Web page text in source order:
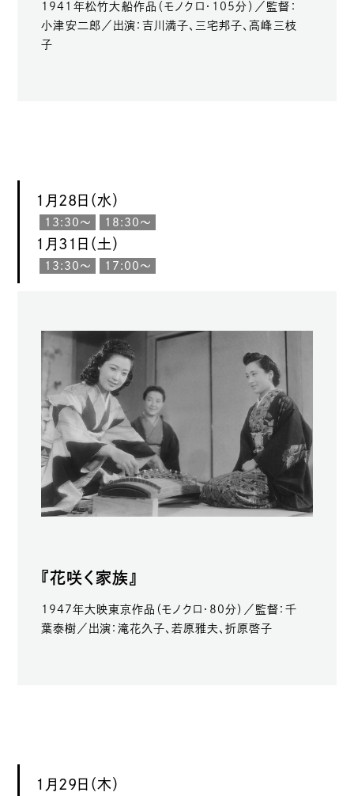
1941年松竹大船作品（モノクロ・105分）／監督：
小津安二郎／出演：吉川満子、三宅邦子、高峰三枝
子
1月28日（水）
13:30〜 18:30〜
1月31日（土）
13:30〜 17:00〜
『花咲く家族』
1947年大映東京作品（モノクロ・80分）／監督：千
葉泰樹／出演：滝花久子、若原雅夫、折原啓子
1月29日（木）